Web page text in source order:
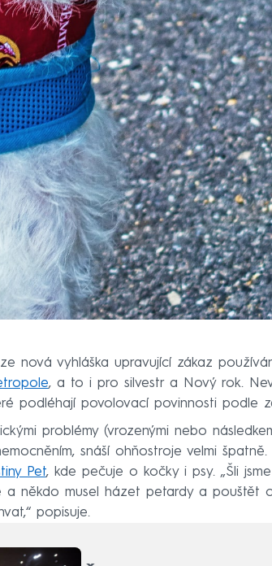
nová vyhláška upravující zákaz
, a to i pro silvestr a Nový rok.
podléhají povolovací povinnosti podle
problémy (vrozenými nebo
snáší ohňostroje velmi
Pet, kde pečuje o kočky i psy. „Šli
někdo musel házet petardy a pouštět
popisuje.